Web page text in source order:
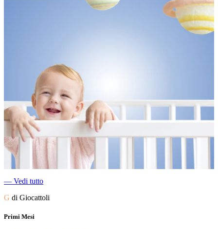
― Vedi tutto
G di Giocattoli
Primi Mesi